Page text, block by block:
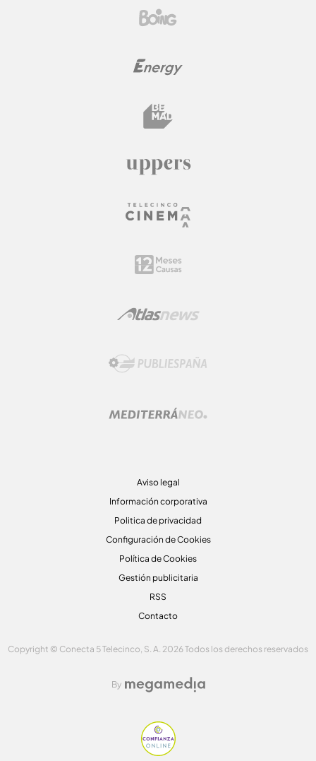
Aviso legal
Información corporativa
Politica de privacidad
Configuración de Cookies
Política de Cookies
Gestión publicitaria
RSS
Contacto
Copyright © Conecta 5 Telecinco, S. A. 2026 Todos los derechos reservados
By